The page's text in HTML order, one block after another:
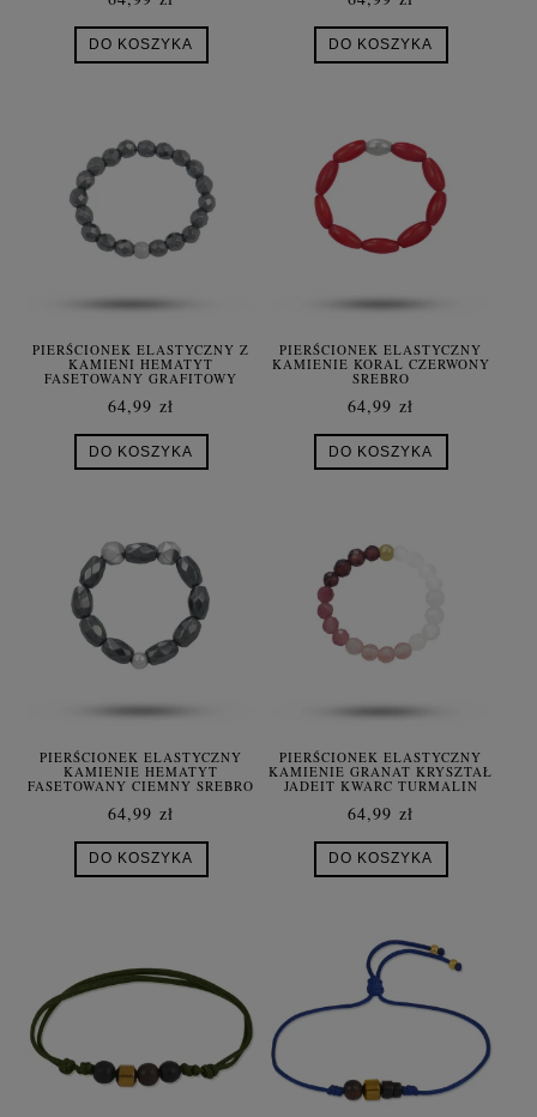
DO KOSZYKA DO KOSZYKA
PIERŚCIONEK ELASTYCZNY Z
KAMIENI HEMATYT
FASETOWANY GRAFITOWY
64,99 zł
DO KOSZYKA
PIERŚCIONEK ELASTYCZNY
KAMIENIE KORAL CZERWONY
SREBRO
64,99 zł
DO KOSZYKA
PIERŚCIONEK ELASTYCZNY
KAMIENIE HEMATYT
FASETOWANY CIEMNY SREBRO
64,99 zł
DO KOSZYKA
PIERŚCIONEK ELASTYCZNY
KAMIENIE GRANAT KRYSZTAŁ
JADEIT KWARC TURMALIN
64,99 zł
DO KOSZYKA